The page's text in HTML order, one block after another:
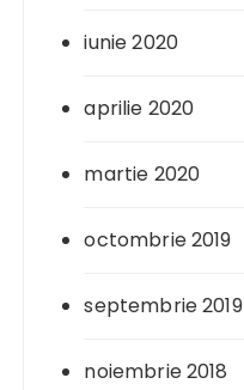
iunie 2020
aprilie 2020
martie 2020
octombrie 2019
septembrie 2019
noiembrie 2018